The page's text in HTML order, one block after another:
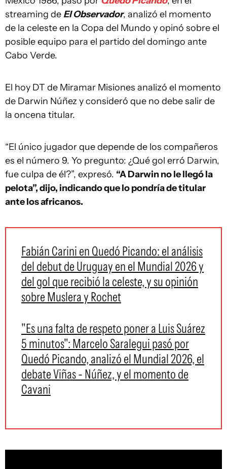
streaming de El Observador, analizó el momento
de la celeste en la Copa del Mundo y opinó sobre el
posible equipo para el partido del domingo ante
Cabo Verde.
El hoy DT de Miramar Misiones analizó el momento
de Darwin Núñez y consideró que no debe salir de
la oncena titular.
“El único jugador que depende de los compañeros
es el número 9. Yo pregunto: ¿Qué gol erró Darwin,
fue culpa de él?”, expresó. “A Darwin no le llegó la
pelota”, dijo, indicando que lo pondría de titular
ante los africanos.
Fabián Carini en Quedó Picando: el análisis
del debut de Uruguay en el Mundial 2026 y
del gol que recibió la celeste, y su opinión
sobre Muslera y Rochet
"Es una falta de respeto poner a Luis Suárez
5 minutos": Marcelo Saralegui pasó por
Quedó Picando, analizó el Mundial 2026, el
debate Viñas - Núñez, y el momento de
Cavani